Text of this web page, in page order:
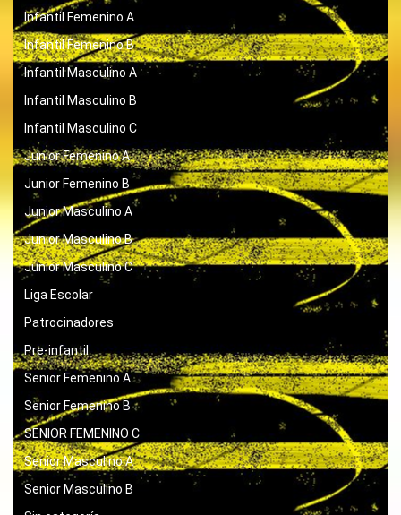
Infantil Femenino A
Infantil Femenino B
Infantil Masculino A
Infantil Masculino B
Infantil Masculino C
Junior Femenino A
Junior Femenino B
Junior Masculino A
Junior Masculino B
Junior Masculino C
Liga Escolar
Patrocinadores
Pre-infantil
Senior Femenino A
Senior Femenino B
SENIOR FEMENINO C
Senior Masculino A
Senior Masculino B